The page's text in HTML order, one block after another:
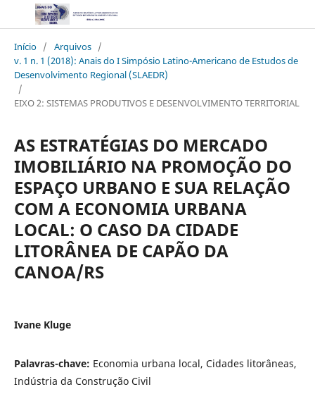
Início / Arquivos /
v. 1 n. 1 (2018): Anais do I Simpósio Latino-Americano de Estudos de
Desenvolvimento Regional (SLAEDR)
/
EIXO 2: SISTEMAS PRODUTIVOS E DESENVOLVIMENTO TERRITORIAL
AS ESTRATÉGIAS DO MERCADO
IMOBILIÁRIO NA PROMOÇÃO DO
ESPAÇO URBANO E SUA RELAÇÃO
COM A ECONOMIA URBANA
LOCAL: O CASO DA CIDADE
LITORÂNEA DE CAPÃO DA
CANOA/RS
Ivane Kluge
Palavras-chave: Economia urbana local, Cidades litorâneas,
Indústria da Construção Civil